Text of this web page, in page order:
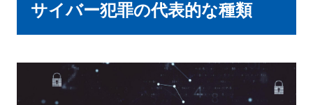
サイバー犯罪の代表的な種類